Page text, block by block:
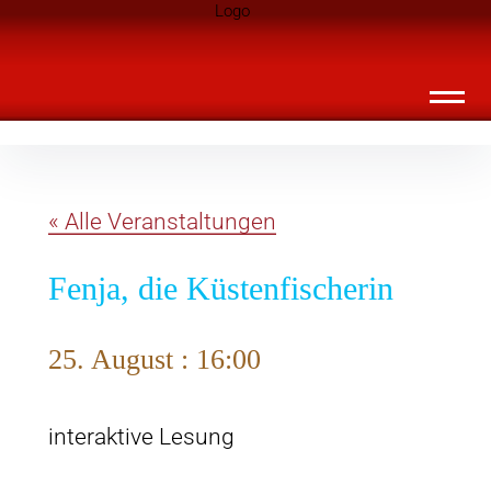
überspringen
Landknirpse – Die Zeitschrift für Leute
« Alle Veranstaltungen
Fenja, die Küstenfischerin
25. August : 16:00
interaktive Lesung